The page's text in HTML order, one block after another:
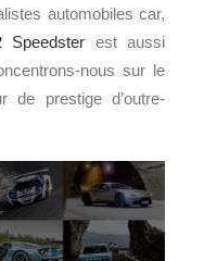
automobiles car,
Speedster est aussi
nous sur le
de prestige d’outre-